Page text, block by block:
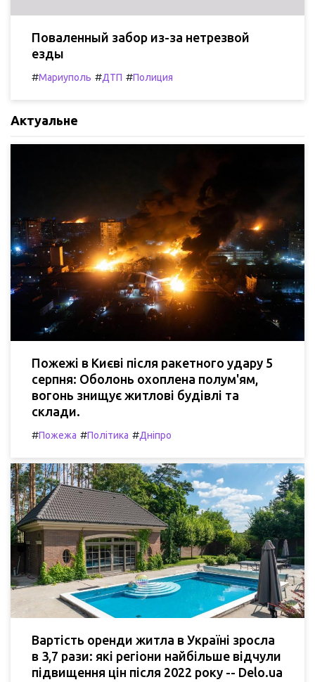
Поваленный забор из-за нетрезвой
езды
#Мариуполь #ДТП #Полиция
Актуальне
Пожежі в Києві після ракетного удару 5
серпня: Оболонь охоплена полум'ям,
вогонь знищує житлові будівлі та
склади.
#Пожежа #Політика #Дніпро
Вартість оренди житла в Україні зросла
в 3,7 рази: які регіони найбільше відчули
підвищення цін після 2022 року -- Delo.ua